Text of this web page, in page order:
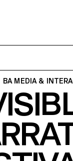
BA MEDIA &